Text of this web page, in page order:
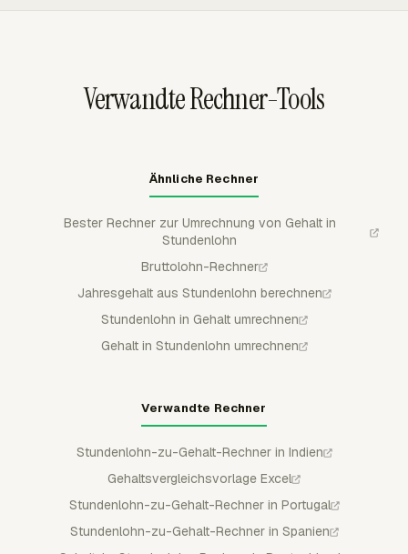
Verwandte Rechner-Tools
Ähnliche Rechner
Bester Rechner zur Umrechnung von Gehalt in
Stundenlohn
Bruttolohn-Rechner
Jahresgehalt aus Stundenlohn berechnen
Stundenlohn in Gehalt umrechnen
Gehalt in Stundenlohn umrechnen
Verwandte Rechner
Stundenlohn-zu-Gehalt-Rechner in Indien
Gehaltsvergleichsvorlage Excel
Stundenlohn-zu-Gehalt-Rechner in Portugal
Stundenlohn-zu-Gehalt-Rechner in Spanien